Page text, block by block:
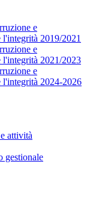
e
l'integrità 2019/2021
e
l'integrità 2021/2023
e
l'integrità 2024-2026
attività
gestionale